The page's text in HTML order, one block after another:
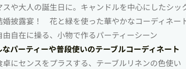
スや大人の誕生日に。キャンドルを中心にしたシッ
婚披露宴！ 花と緑を使った華やかなコーディネー
由自在に操る、小物で作るパーティーシーン
パーティーや普段使いのテーブルコーディネート
卓にセンスをプラスする、テーブルリネンの色使い